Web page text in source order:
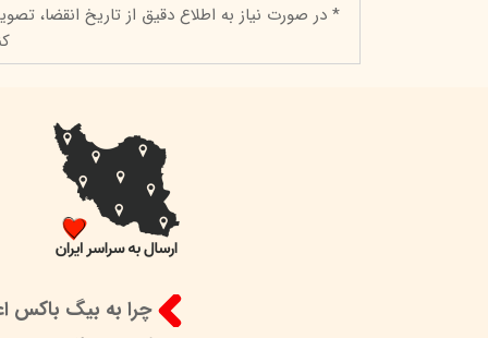
* در صورت نیاز به اطلاع دقیق از تاریخ انقضا،
چرا به بیگ باکس